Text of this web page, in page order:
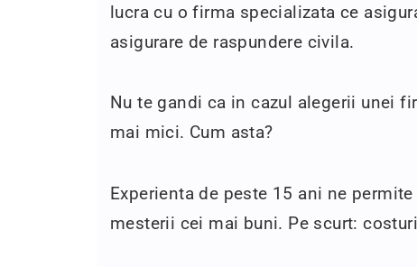
lucra cu o firma specializata ce
asigurare de raspundere civila.
Nu te gandi ca in cazul alegerii unei
mai mici. Cum asta?
Experienta de peste 15 ani ne
mesterii cei mai buni. Pe scurt: